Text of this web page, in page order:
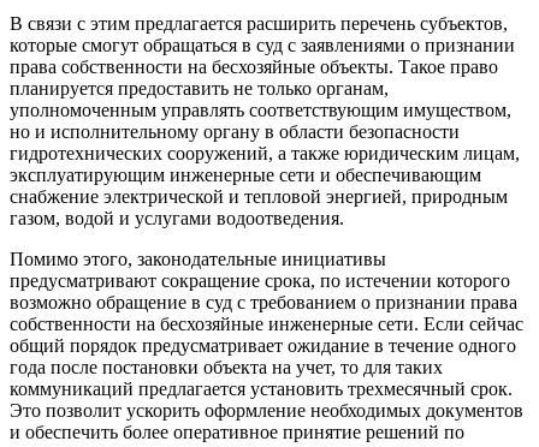
В связи с этим предлагается расширить перечень субъектов,
которые смогут обращаться в суд с заявлениями о признании
права собственности на бесхозяйные объекты. Такое право
планируется предоставить не только органам,
уполномоченным управлять соответствующим имуществом,
но и исполнительному органу в области безопасности
гидротехнических сооружений, а также юридическим лицам,
эксплуатирующим инженерные сети и обеспечивающим
снабжение электрической и тепловой энергией, природным
газом, водой и услугами водоотведения.
Помимо этого, законодательные инициативы
предусматривают сокращение срока, по истечении которого
возможно обращение в суд с требованием о признании права
собственности на бесхозяйные инженерные сети. Если сейчас
общий порядок предусматривает ожидание в течение одного
года после постановки объекта на учет, то для таких
коммуникаций предлагается установить трехмесячный срок.
Это позволит ускорить оформление необходимых документов
и обеспечить более оперативное принятие решений по